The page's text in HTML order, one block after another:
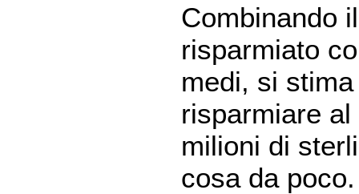
Combinando
risparmiato
medi, si
risparmiare
milioni di
cosa da